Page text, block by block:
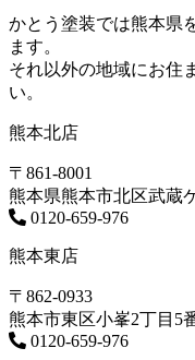
かとう塗装では熊本県
ます。
それ以外の地域にお住
い。
熊本北店
〒861-8001
熊本県熊本市北区武蔵
0120-659-976
熊本東店
〒862-0933
熊本市東区小峯2丁目5
0120-659-976